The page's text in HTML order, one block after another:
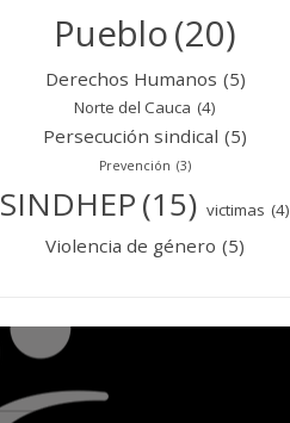
Pueblo(20)
Derechos Humanos (5)
Norte del Cauca (4)
Persecución sindical (5)
Prevención (3)
SINDHEP(15) victimas (4)
Violencia de género (5)